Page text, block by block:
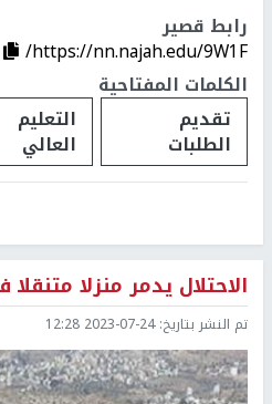
رابط قصير
https://nn.najah.edu/9W1F/
الكلمات المفتاحية
تقديم
الطلبات
التعليم
العالي
الاحتلال يدمر منزلا
تم النشر بتاريخ:2023-07-24 12:28